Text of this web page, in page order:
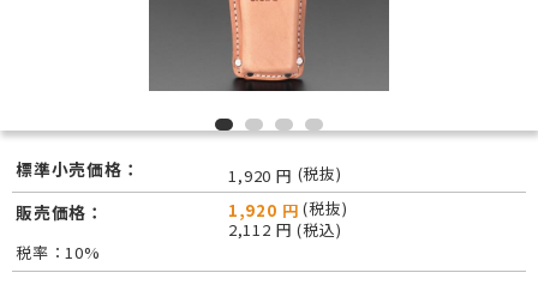
標準小売価格： 1,920 円 (税抜)
販売価格： 1,920 円 (税抜)
2,112 円 (税込)
税率：10%